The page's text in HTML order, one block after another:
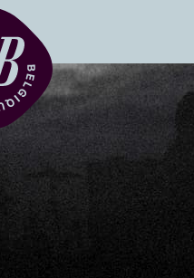
Location de
BRDCST